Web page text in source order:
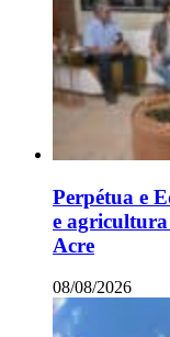
Perpétua e
e
Acre
08/08/2026